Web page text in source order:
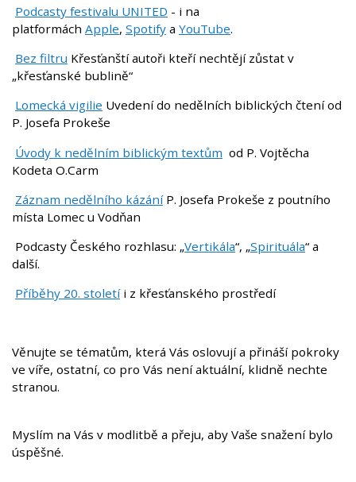
Podcasty festivalu UNITED - i na
platformách Apple, Spotify a YouTube.
Bez filtru Křesťanští autoři kteří nechtějí zůstat v
„křesťanské bublině“
Lomecká vigilie Uvedení do nedělních biblických čtení od
P. Josefa Prokeše
Úvody k nedělním biblickým textům od P. Vojtěcha
Kodeta O.Carm
Záznam nedělního kázáníP. Josefa Prokeše z poutního
místa Lomec u Vodňan
Podcasty Českého rozhlasu: „Vertikála“, „Spirituála“ a
další.
Příběhy 20. stoletíi z křesťanského prostředí
Věnujte se tématům, která Vás oslovují a přináší pokroky
ve víře, ostatní, co pro Vás není aktuální, klidně nechte
stranou.
Myslím na Vás v modlitbě a přeju, aby Vaše snažení bylo
úspěšné.